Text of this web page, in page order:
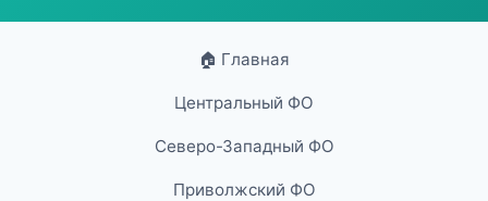
🏠 Главная
Центральный ФО
Северо-Западный ФО
Приволжский ФО